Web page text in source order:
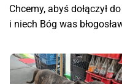
Chcemy, abyś dołączył
i niech Bóg was